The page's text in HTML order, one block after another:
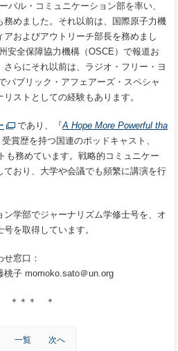
バル・コミュニケーション部を率い、
務めました。それ以前は、国際原子力機
およびアウトリーチ部長を務めまし
安全保障協力機構（OSCE）で報道お
らにそれ以前は、ラジオ・フリー・ヨ
パブリック・アフェアーズ・スペシャ
ストとしての経験もあります。
であり、『A Hope More Powerful tha
賞歴を持つ国連のポッドキャスト、
も務めています。戦略的コミュニケー
ており、大学や会議でも頻繁に講演を行
学部でジャーナリズム学修士号を、オ
を取得しています。
窓口：
桃子 momoko.sato＠un.org
＊＊＊ ＊
一覧 次へ